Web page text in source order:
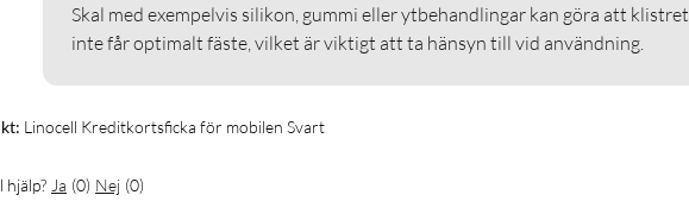
Skal med exempelvis silikon, gummi eller ytbehandlingar kan göra att klistret
inte får optimalt fäste, vilket är viktigt att ta hänsyn till vid användning.
Linocell Kreditkortsficka för mobilen Svart
hjälp? Ja (0) Nej (0)